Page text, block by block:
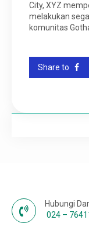
City, XYZ
melakukan
komunitas
Share to
Hubungi
024 –